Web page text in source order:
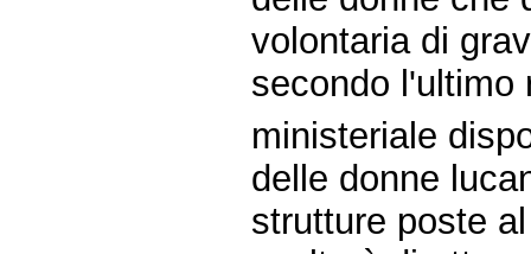
volontaria di
secondo l'ultimo
ministeriale
delle donne
strutture poste